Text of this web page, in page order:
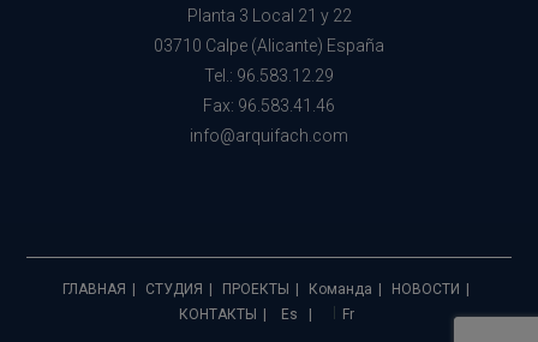
Planta 3 Local 21 y 22
03710 Calpe (Alicante) España
Tel.: 96.583.12.29
Fax: 96.583.41.46
info@arquifach.com
ГЛАВНАЯ СТУДИЯ ПРОЕКТЫ Команда
НОВОСТИ
КОНТАКТЫ
Es Fr